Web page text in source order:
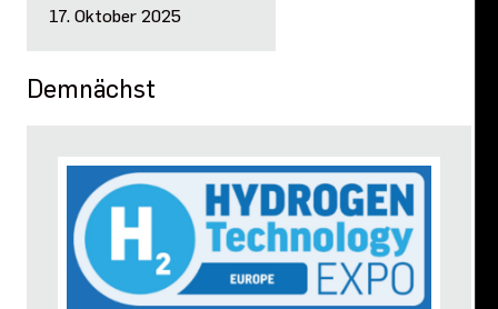
17. Oktober 2025
Demnächst